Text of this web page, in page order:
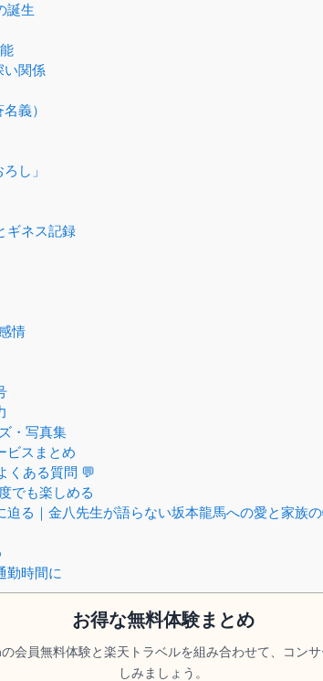
誕生
い関係
義）
し」
ギネス記録
情
・写真集
ビスまとめ
くある質問 💬
でも楽しめる
迫る｜金八先生が語らない坂本龍馬への愛と家族
勤時間に
お得な無料体験まとめ
会員無料体験と楽天トラベルを組み合わせて、コン
しみましょう。